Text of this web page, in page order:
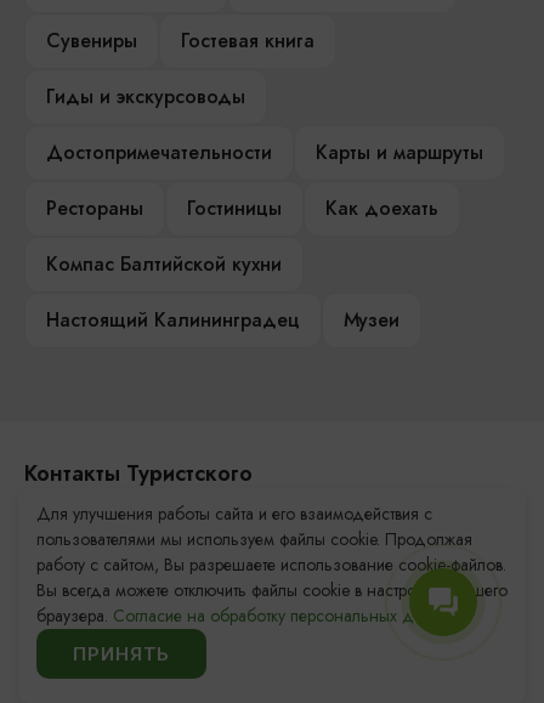
Сувениры
Гостевая книга
Гиды и экскурсоводы
Достопримечательности
Карты и маршруты
Рестораны
Гостиницы
Как доехать
Компас Балтийской кухни
Настоящий Калининградец
Музеи
Контакты Туристского
информационного центра
+7 (4012) 555-200
8 (800) 200-55-39
info@visit-kaliningrad.ru
Для улучшения работы сайта и его взаимодействия с
пользователями мы используем файлы cookie. Продолжая
работу с сайтом, Вы разрешаете использование cookie-файлов.
Вы всегда можете отключить файлы cookie в настройках Вашего
браузера. Согласие на обработку персональных данных.
ПРИНЯТЬ